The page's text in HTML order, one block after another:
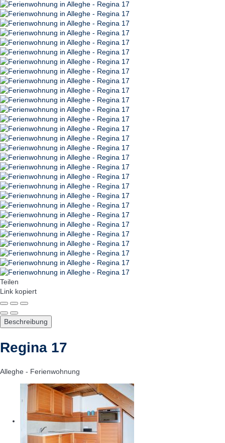
Teilen
Link kopiert
Beschreibung
Regina 17
Alleghe - Ferienwohnung